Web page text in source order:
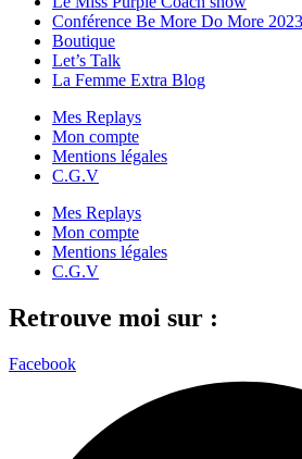
Conférence Be More Do More
Boutique
Let’s Talk
La Femme Extra Blog
Mes Replays
Mon compte
Mentions légales
C.G.V
Mes Replays
Mon compte
Mentions légales
C.G.V
Retrouve moi sur :
Facebook